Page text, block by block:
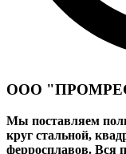
ООО
Мы поставляем
круг стальной,
ферросплавов. Вся